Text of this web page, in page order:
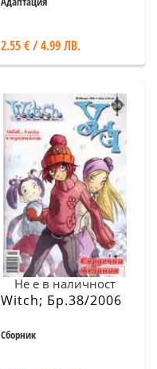
2.55 € / 4.99 ЛВ.
Не е в наличност
Witch; Бр.38/2006
Сборник